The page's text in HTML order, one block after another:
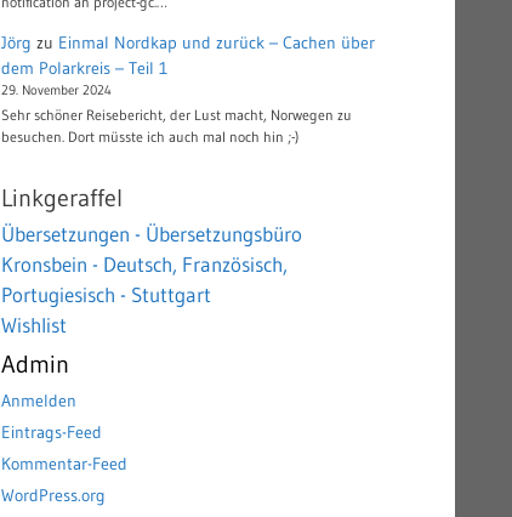
Jörg zu Einmal Nordkap und zurück – Cachen über
dem Polarkreis – Teil 1
29. November 2024
Sehr schöner Reisebericht, der Lust macht, Norwegen zu
besuchen. Dort müsste ich auch mal noch hin ;-)
Linkgeraffel
Übersetzungen - Übersetzungsbüro
Kronsbein - Deutsch, Französisch,
Portugiesisch - Stuttgart
Wishlist
Admin
Anmelden
Eintrags-Feed
Kommentar-Feed
WordPress.org